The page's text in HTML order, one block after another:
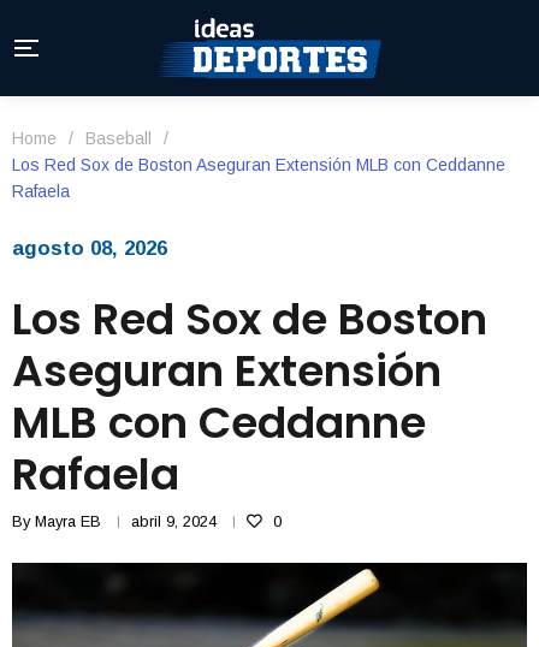
Home / Baseball
/
Los Red Sox de Boston Aseguran Extensión MLB con Ceddanne
Rafaela
agosto 08, 2026
Los Red Sox de Boston
Aseguran Extensión
MLB con Ceddanne
Rafaela
By Mayra EB abril 9, 2024 0